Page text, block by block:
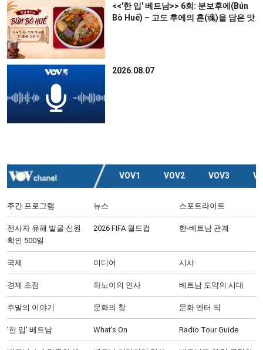
<<'한 입' 베트남>> 6회: 분보후에(Bún
Bò Huế) – 고도 후에의 혼(魂)을 담은 맛
2026.08.07
VOV1 VOV2 VOV3
주간 프로그램 뉴스 스포트라이트
전사자 유해 발굴·신원
확인 500일
2026 FIFA 월드컵 한-베트남 관계
국제 미디어 시사
경제 초점 하노이의 인사 베트남 도약의 시대
주말의 이야기 문화의 창 문화 엔터 픽
'한 입' 베트남 What's On Radio Tour Guide